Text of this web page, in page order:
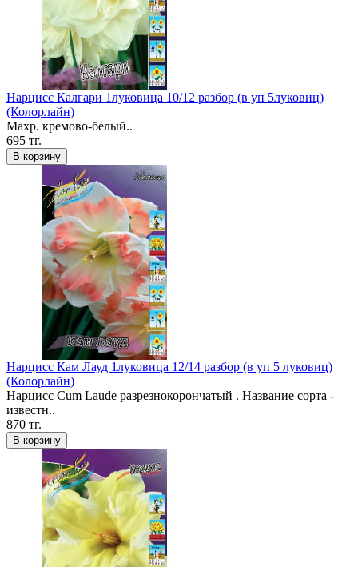
Нарцисс Калгари 1луковица 10/12 разбор (в уп 5луковиц)
(Колорлайн)
Махр. кремово-белый..
695 тг.
В корзину
Нарцисс Кам Лауд 1луковица 12/14 разбор (в уп 5 луковиц)
(Колорлайн)
Нарцисс Cum Laude разрезнокорончатый . Название сорта -
известн..
870 тг.
В корзину